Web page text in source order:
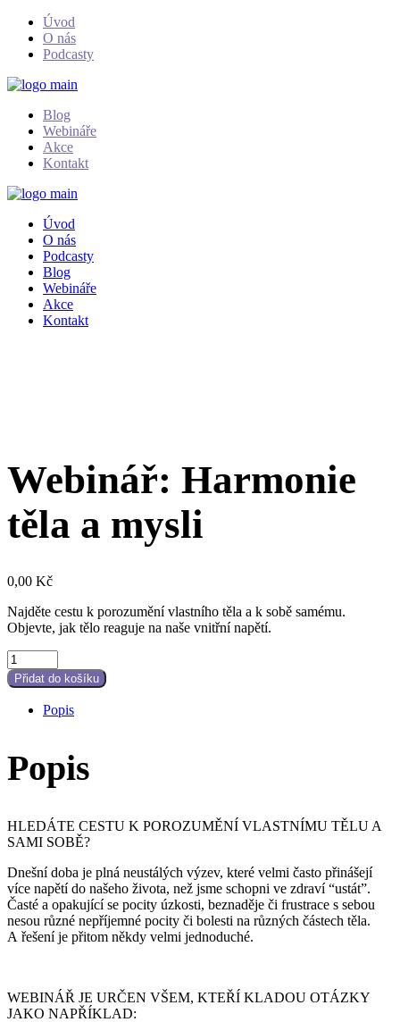
Skip
Úvod
O nás
Podcasty
Blog
Webináře
Akce
Kontakt
Úvod
O nás
Podcasty
Blog
Webináře
Akce
Kontakt
Webinář: Harmonie
těla a mysli
0,00 Kč
Najděte cestu k porozumění vlastního těla a k sobě samému.
Objevte, jak tělo reaguje na naše vnitřní napětí.
Webinář:
Harmonie
těla
Přidat do košíku
Popis
Popis
HLEDÁTE CESTU K POROZUMĚNÍ VLASTNÍMU TĚLU A
SAMI SOBĚ?
Dnešní doba je plná neustálých výzev, které velmi často přinášejí
více napětí do našeho života, než jsme schopni ve zdraví “ustát”.
Časté a opakující se pocity úzkosti, beznaděje či frustrace s sebou
nesou různé nepříjemné pocity či bolesti na různých částech těla.
A řešení je přitom někdy velmi jednoduché.
WEBINÁŘ JE URČEN VŠEM, KTEŘÍ KLADOU OTÁZKY
JAKO NAPŘÍKLAD: